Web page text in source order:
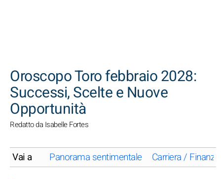
Oroscopo Toro febbraio 2028:
Successi, Scelte e Nuove
Opportunità
Redatto da Isabelle Fortes
Vai a Panorama sentimentale Carriera / Finanze